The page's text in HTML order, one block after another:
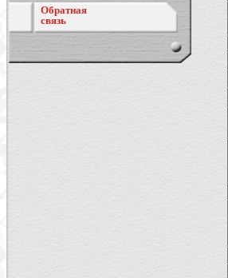
Обратная
связь